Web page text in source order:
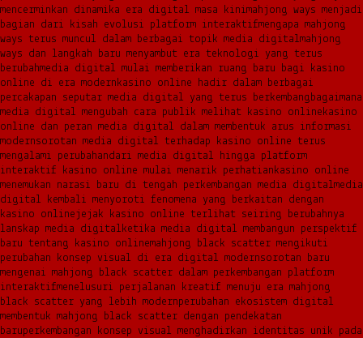
mencerminkan dinamika era digital masa kinimahjong ways menjadi
bagian dari kisah evolusi platform interaktifmengapa mahjong
ways terus muncul dalam berbagai topik media digitalmahjong
ways dan langkah baru menyambut era teknologi yang terus
berubahmedia digital mulai memberikan ruang baru bagi kasino
online di era modern kasino online hadir dalam berbagai
percakapan seputar media digital yang terus berkembang bagaimana
media digital mengubah cara publik melihat kasino online kasino
online dan peran media digital dalam membentuk arus informasi
modernsorotan media digital terhadap kasino online terus
mengalami perubahandari media digital hingga platform
interaktif kasino online mulai menarik perhatian kasino online
menemukan narasi baru di tengah perkembangan media digitalmedia
digital kembali menyoroti fenomena yang berkaitan dengan
kasino onlinejejak kasino online terlihat seiring berubahnya
lanskap media digital ketika media digital membangun perspektif
baru tentang kasino onlinemahjong black scatter mengikuti
perubahan konsep visual di era digital modernsorotan baru
mengenai mahjong black scatter dalam perkembangan platform
interaktifmenelusuri perjalanan kreatif menuju era mahjong
black scatter yang lebih modernperubahan ekosistem digital
membentuk mahjong black scatter dengan pendekatan
baruperkembangan konsep visual menghadirkan identitas unik pada